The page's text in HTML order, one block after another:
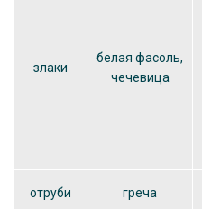
злаки
белая фасоль,
чечевица
отруби греча